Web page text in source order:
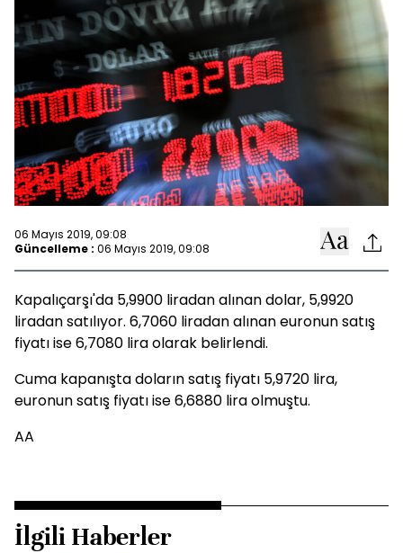
06 Mayıs 2019, 09:08
Güncelleme : 06 Mayıs 2019, 09:08
Kapalıçarşı'da 5,9900 liradan alınan dolar, 5,9920
liradan satılıyor. 6,7060 liradan alınan euronun satış
fiyatı ise 6,7080 lira olarak belirlendi.
Cuma kapanışta doların satış fiyatı 5,9720 lira,
euronun satış fiyatı ise 6,6880 lira olmuştu.
AA
İlgili Haberler